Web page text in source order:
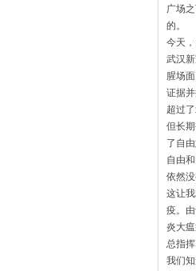
广场之
的。
今天
武汉新
腥场面
证据并
超过
但长
了自由
自由
依然
这让
疫。
炎大
总指挥
我们